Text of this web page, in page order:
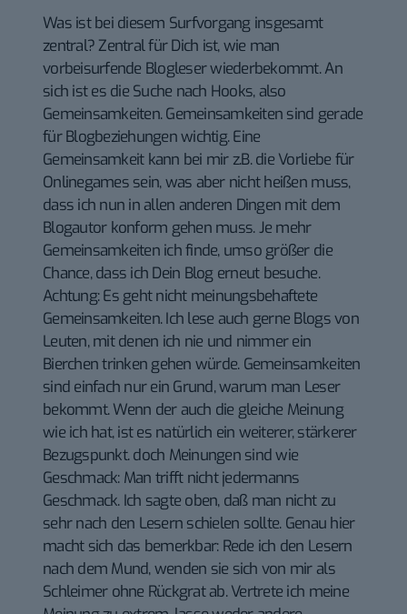
Was ist bei diesem Surfvorgang insgesamt
zentral? Zentral für Dich ist, wie man
vorbeisurfende Blogleser wiederbekommt. An
sich ist es die Suche nach Hooks, also
Gemeinsamkeiten. Gemeinsamkeiten sind gerade
für Blogbeziehungen wichtig. Eine
Gemeinsamkeit kann bei mir z.B. die Vorliebe für
Onlinegames sein, was aber nicht heißen muss,
dass ich nun in allen anderen Dingen mit dem
Blogautor konform gehen muss. Je mehr
Gemeinsamkeiten ich finde, umso größer die
Chance, dass ich Dein Blog erneut besuche.
Achtung: Es geht nicht meinungsbehaftete
Gemeinsamkeiten. Ich lese auch gerne Blogs von
Leuten, mit denen ich nie und nimmer ein
Bierchen trinken gehen würde. Gemeinsamkeiten
sind einfach nur ein Grund, warum man Leser
bekommt. Wenn der auch die gleiche Meinung
wie ich hat, ist es natürlich ein weiterer, stärkerer
Bezugspunkt. doch Meinungen sind wie
Geschmack: Man trifft nicht jedermanns
Geschmack. Ich sagte oben, daß man nicht zu
sehr nach den Lesern schielen sollte. Genau hier
macht sich das bemerkbar: Rede ich den Lesern
nach dem Mund, wenden sie sich von mir als
Schleimer ohne Rückgrat ab. Vertrete ich meine